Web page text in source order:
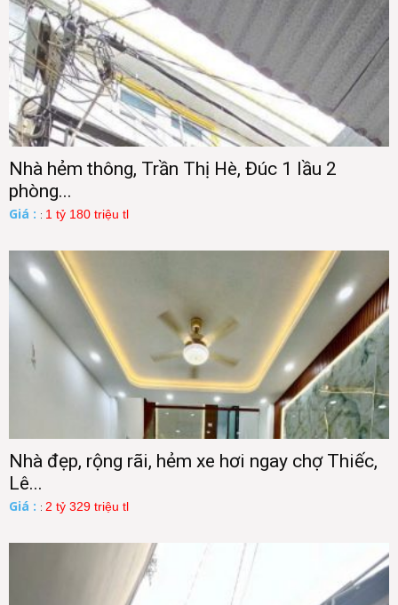
Nhà hẻm thông, Trần Thị Hè, Đúc 1 lầu 2
phòng...
Giá : : 1 tỷ 180 triệu tl
Nhà đẹp, rộng rãi, hẻm xe hơi ngay chợ Thiếc,
Lê...
Giá : : 2 tỷ 329 triệu tl